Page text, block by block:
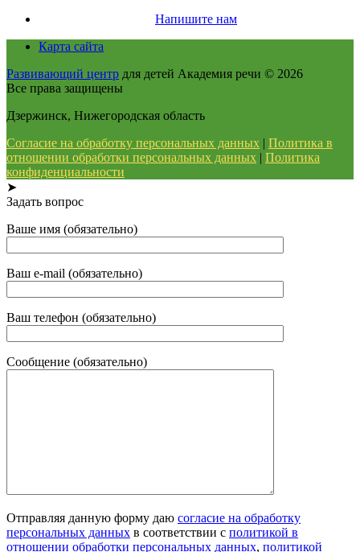
Напишите нам
Карта сайта
Развивающий центр для детей Академия речи © 2026
Все права защищены
Дзержинск, Нижегородская область
Согласие на обработку персональных данных | Политика в
отношении обработки персональных данных | Политика
конфиденциальности
➤
Задать вопрос
Ваше имя (обязательно)
Ваш e-mail (обязательно)
Ваш телефон (обязательно)
Сообщение (обязательно)
Отправляя данную форму даю согласие на обработку
персональных данных в соответствии с политикой в
отношении обработки персональных данных, политикой